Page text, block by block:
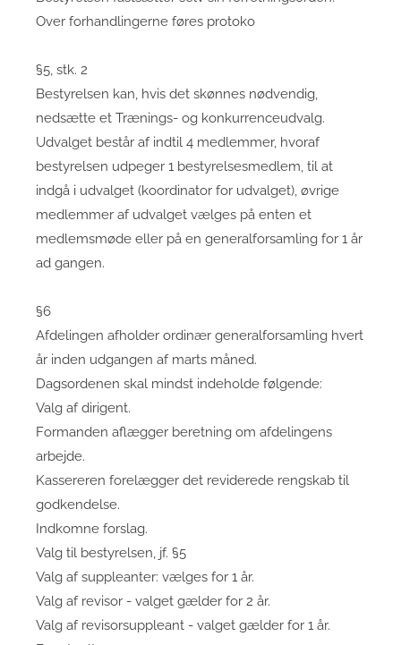
Over forhandlingerne føres protoko
§5, stk. 2
Bestyrelsen kan, hvis det skønnes nødvendig,
nedsætte et Trænings- og konkurrenceudvalg.
Udvalget består af indtil 4 medlemmer, hvoraf
bestyrelsen udpeger 1 bestyrelsesmedlem, til at
indgå i udvalget (koordinator for udvalget), øvrige
medlemmer af udvalget vælges på enten et
medlemsmøde eller på en generalforsamling for 1 år
ad gangen.
§6
Afdelingen afholder ordinær generalforsamling hvert
år inden udgangen af marts måned.
Dagsordenen skal mindst indeholde følgende:
Valg af dirigent.
Formanden aflægger beretning om afdelingens
arbejde.
Kassereren forelægger det reviderede rengskab til
godkendelse.
Indkomne forslag.
Valg til bestyrelsen, jf. §5
Valg af suppleanter: vælges for 1 år.
Valg af revisor - valget gælder for 2 år.
Valg af revisorsuppleant - valget gælder for 1 år.